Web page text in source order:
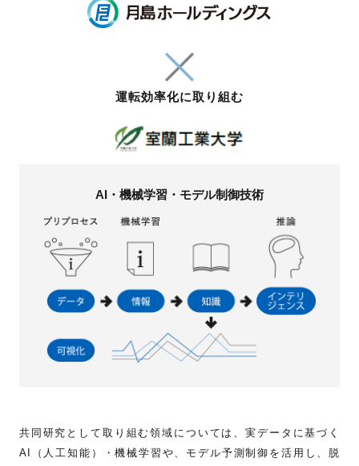
運転効率化に取り組む
AI・機械学習・モデル制御技術
共同研究として取り組む領域については、実データに基づく
AI（人工知能）・機械学習や、モデル予測制御を活用し、脱